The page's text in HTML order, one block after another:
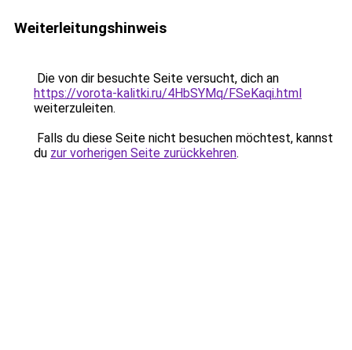
Weiterleitungshinweis
Die von dir besuchte Seite versucht, dich an
https://vorota-kalitki.ru/4HbSYMq/FSeKaqi.html
weiterzuleiten.
Falls du diese Seite nicht besuchen möchtest, kannst
du zur vorherigen Seite zurückkehren.